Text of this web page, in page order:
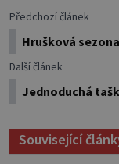
Předchozí článek
Hrušková
Další článek
Jednoduchá
Související